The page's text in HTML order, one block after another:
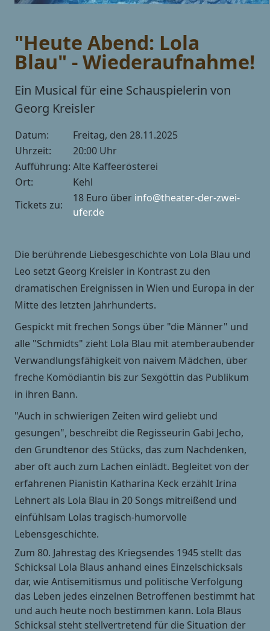
"Heute Abend: Lola
Blau" - Wiederaufnahme!
Ein Musical für eine Schauspielerin von
Georg Kreisler
Datum:
Freitag, den 28.11.2025
Uhrzeit:
20:00 Uhr
Aufführung: Alte Kaffeerösterei
Ort:
Kehl
Tickets zu:
18 Euro über info@theater-der-zwei-
ufer.de
Die berührende Liebesgeschichte von Lola Blau und
Leo setzt Georg Kreisler in Kontrast zu den
dramatischen Ereignissen in Wien und Europa in der
Mitte des letzten Jahrhunderts.
Gespickt mit frechen Songs über "die Männer" und
alle "Schmidts" zieht Lola Blau mit atemberaubender
Verwandlungsfähigkeit von naivem Mädchen, über
freche Komödiantin bis zur Sexgöttin das Publikum
in ihren Bann.
"Auch in schwierigen Zeiten wird geliebt und
gesungen", beschreibt die Regisseurin Gabi Jecho,
den Grundtenor des Stücks, das zum Nachdenken,
aber oft auch zum Lachen einlädt. Begleitet von der
erfahrenen Pianistin Katharina Keck erzählt Irina
Lehnert als Lola Blau in 20 Songs mitreißend und
einfühlsam Lolas tragisch-humorvolle
Lebensgeschichte.
Zum 80. Jahrestag des Kriegsendes 1945 stellt das
Schicksal Lola Blaus anhand eines Einzelschicksals
dar, wie Antisemitismus und politische Verfolgung
das Leben jedes einzelnen Betroffenen bestimmt hat
und auch heute noch bestimmen kann. Lola Blaus
Schicksal steht stellvertretend für die Situation der